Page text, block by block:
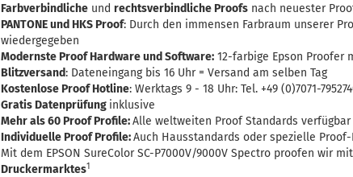
Farbverbindliche und rechtsverbindliche Proofs nach neuester
PANTONE und HKS Proof: Durch den immensen Farbraum unserer
wiedergegeben
Modernste Proof Hardware und Software: 12-farbige Epson Proofer
Blitzversand: Dateneingang bis 16 Uhr = Versand am selben Tag
Kostenlose Proof Hotline: Werktags 9 - 18 Uhr: Tel. +49 (0)7071-
Gratis Datenprüfung inklusive
Mehr als 60 Proof Profile:Alle weltweiten Proof Standards verfügbar
Individuelle Proof Profile:Auch Hausstandards oder spezielle
Mit dem EPSON SureColor SC-P7000V/9000V Spectro proofen wir
Druckermarktes1